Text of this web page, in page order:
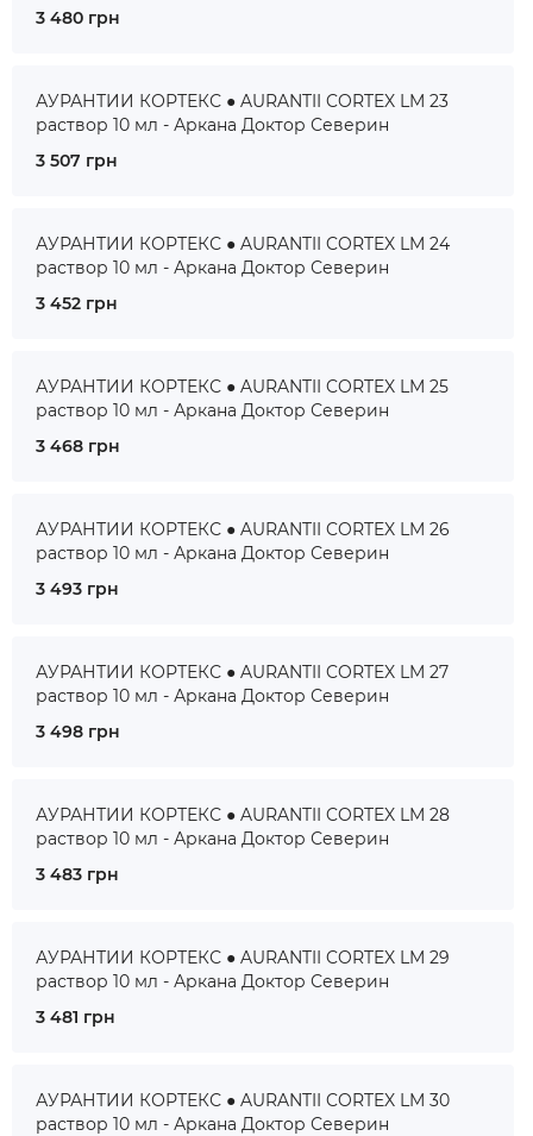
3 480 грн
АУРАНТИИ КОРТЕКС ● AURANTII CORTEX LM 23
раствор 10 мл - Аркана Доктор Северин
3 507 грн
АУРАНТИИ КОРТЕКС ● AURANTII CORTEX LM 24
раствор 10 мл - Аркана Доктор Северин
3 452 грн
АУРАНТИИ КОРТЕКС ● AURANTII CORTEX LM 25
раствор 10 мл - Аркана Доктор Северин
3 468 грн
АУРАНТИИ КОРТЕКС ● AURANTII CORTEX LM 26
раствор 10 мл - Аркана Доктор Северин
3 493 грн
АУРАНТИИ КОРТЕКС ● AURANTII CORTEX LM 27
раствор 10 мл - Аркана Доктор Северин
3 498 грн
АУРАНТИИ КОРТЕКС ● AURANTII CORTEX LM 28
раствор 10 мл - Аркана Доктор Северин
3 483 грн
АУРАНТИИ КОРТЕКС ● AURANTII CORTEX LM 29
раствор 10 мл - Аркана Доктор Северин
3 481 грн
АУРАНТИИ КОРТЕКС ● AURANTII CORTEX LM 30
раствор 10 мл - Аркана Доктор Северин